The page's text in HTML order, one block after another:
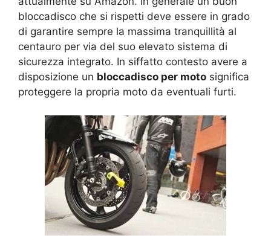
bloccadisco che si rispetti deve essere in grado
di garantire sempre la massima tranquillità al
centauro per via del suo elevato sistema di
sicurezza integrato. In siffatto contesto avere a
disposizione un bloccadisco per moto significa
proteggere la propria moto da eventuali furti.